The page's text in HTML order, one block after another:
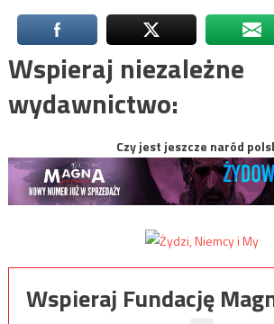
Wspieraj niezależne
wydawnictwo:
Czy jest jeszcze naród
Wspieraj Fundację